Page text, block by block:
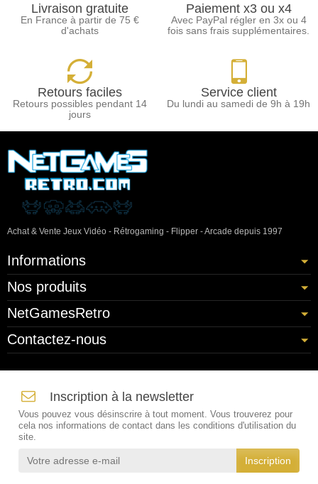
Livraison gratuite
En France à partir de 75 €
d'achats
Paiement x3 ou x4
Avec PayPal régler en 3x ou 4
fois sans frais supplémentaires.
Retours faciles
Retours possibles pendant 14
jours
Service client
Du lundi au samedi de 9h à 19h
Achat & Vente Jeux Vidéo - Rétrogaming - Flipper - Arcade depuis 1997
Informations
Nos produits
NetGamesRetro
Contactez-nous
Inscription à la newsletter
Vous pouvez vous désinscrire à tout moment. Vous trouverez pour
cela nos informations de contact dans les conditions d'utilisation du
site.